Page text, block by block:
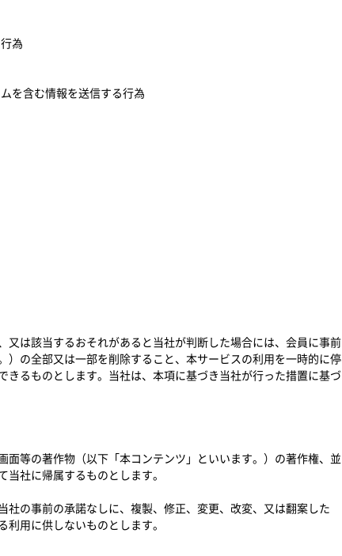
為
を含む情報を送信する行為
は該当するおそれがあると当社が判断した場合には、会員に事前
の全部又は一部を削除すること、本サービスの利用を一時的に停
るものとします。当社は、本項に基づき当社が行った措置に基づ
等の著作物（以下「本コンテンツ」といいます。）の著作権、並
社に帰属するものとします。
の事前の承諾なしに、複製、修正、変更、改変、又は翻案した
利用に供しないものとします。